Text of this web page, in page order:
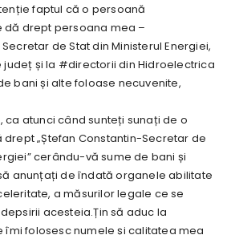
faptul că o persoană
dă drept persoana mea –
de Stat din Ministerul Energiei,
și la #directorii din Hidroelectrica
bani și alte foloase necuvenite,
ca atunci când sunteți sunați de o
„Ștefan Constantin-Secretar de
cerându-vă sume de bani și
anunțați de îndată organele abilitate
a măsurilor legale ce se
acesteia.Țin să aduc la
folosesc numele și calitatea mea